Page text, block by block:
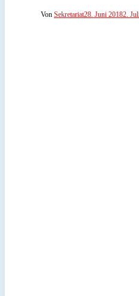
Von Sekretariat28. Juni 20182.